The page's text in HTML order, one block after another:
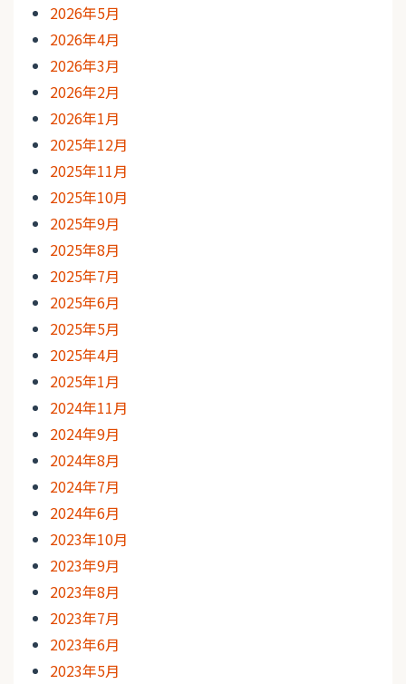
2026年5月
2026年4月
2026年3月
2026年2月
2026年1月
2025年12月
2025年11月
2025年10月
2025年9月
2025年8月
2025年7月
2025年6月
2025年5月
2025年4月
2025年1月
2024年11月
2024年9月
2024年8月
2024年7月
2024年6月
2023年10月
2023年9月
2023年8月
2023年7月
2023年6月
2023年5月